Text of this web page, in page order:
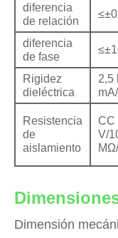
diferencia
de relación
diferencia
de fase
Rigidez
dieléctrica
2,5
Resistencia
de
aislamiento
CC
V/
Dimensión